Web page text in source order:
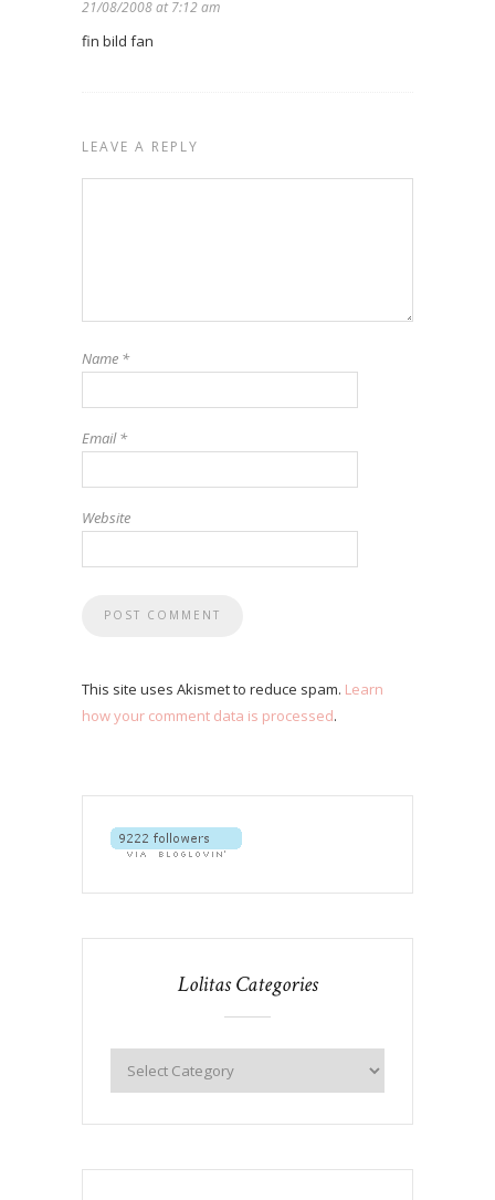
21/08/2008 at 7:12 am
fin bild fan
LEAVE A REPLY
Name *
Email*
Website
This site uses Akismet to reduce spam. Learn
how your comment data is processed.
Lolitas Categories